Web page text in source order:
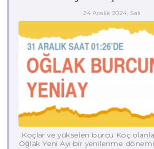
24 Aralık 2024, Salı
Koçlar ve yükselen burcu Koç
Oğlak Yeni Ayı bir yenilenme